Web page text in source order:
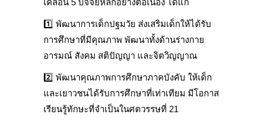
เคลื่อน 5 ปัจจัยหลักอย่างต่อเนื่อง ได้แก่
1️⃣ พัฒนาการเด็กปฐมวัย ส่งเสริมเด็กให้ได้รับ
การศึกษาที่มีคุณภาพ พัฒนาทั้งด้านร่างกาย
อารมณ์ สังคม สติปัญญา และจิตวิญญาณ
2️⃣ พัฒนาคุณภาพการศึกษาภาคบังคับ ให้เด็ก
และเยาวชนได้รับการศึกษาที่เท่าเทียม มีโอกาส
เรียนรู้ทักษะที่จำเป็นในศตวรรษที่ 21